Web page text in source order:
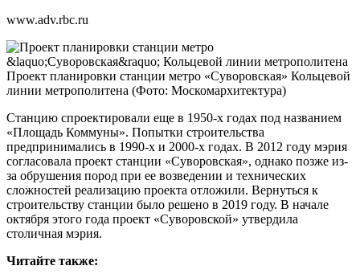
www.adv.rbc.ru
Проект планировки станции метро «Суворовская» Кольцевой
линии метрополитена (Фото: Москомархитектура)
Станцию спроектировали еще в 1950-х годах под названием
«Площадь Коммуны». Попытки строительства
предпринимались в 1990-х и 2000-х годах. В 2012 году мэрия
согласовала проект станции «Суворовская», однако позже из-
за обрушения пород при ее возведении и технических
сложностей реализацию проекта отложили. Вернуться к
строительству станции было решено в 2019 году. В начале
октября этого года проект «Суворовской» утвердила
столичная мэрия.
Читайте также: